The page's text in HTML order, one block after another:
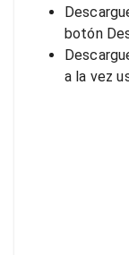
botón
a la vez